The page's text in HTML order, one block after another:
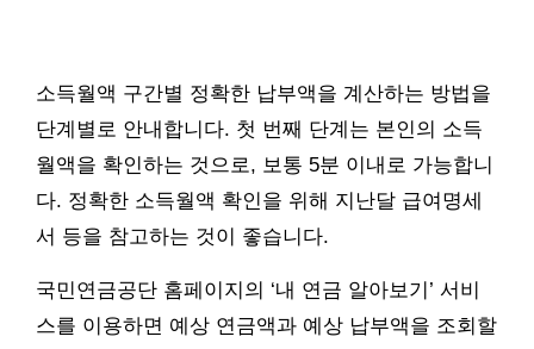
소득월액 구간별 정확한 납부액을 계산하는 방법을
단계별로 안내합니다. 첫 번째 단계는 본인의 소득
월액을 확인하는 것으로, 보통 5분 이내로 가능합니
다. 정확한 소득월액 확인을 위해 지난달 급여명세
서 등을 참고하는 것이 좋습니다.
국민연금공단 홈페이지의 ‘내 연금 알아보기’ 서비
스를 이용하면 예상 연금액과 예상 납부액을 조회할